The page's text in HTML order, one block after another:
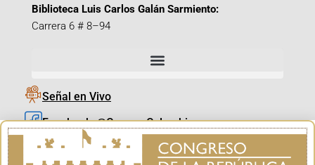
Biblioteca Luis Carlos Galán Sarmiento:
Carrera 6 # 8–94
Señal en Vivo
Facebook_@CamaraColombia
Instagram_@CamaraColombia